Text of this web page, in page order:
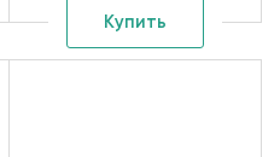
Купить